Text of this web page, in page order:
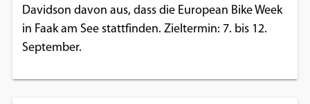
Davidson davon aus, dass die European Bike Week
in Faak am See stattfinden. Zieltermin: 7. bis 12.
September.